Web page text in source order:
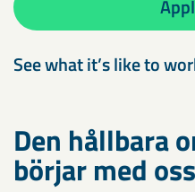
See what it’s like to
Den hållbara
börjar med oss